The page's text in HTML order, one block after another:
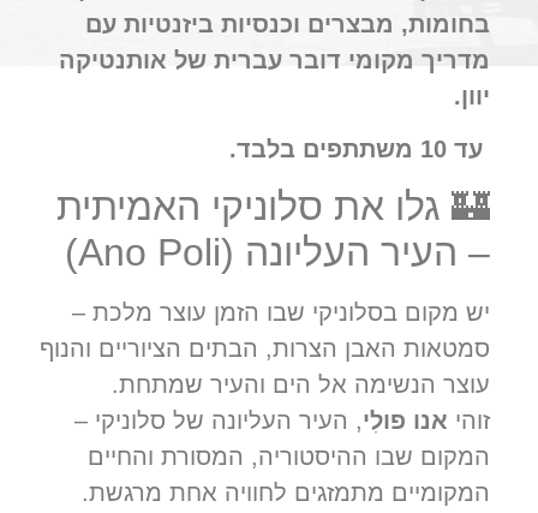
בחומות, מבצרים וכנסיות ביזנטיות עם
מדריך מקומי דובר עברית של אותנטיקה
יוון.
עד 10 משתתפים בלבד .
🏰 גלו את סלוניקי האמיתית
– העיר העליונה (Ano Poli)
יש מקום בסלוניקי שבו הזמן עוצר מלכת –
סמטאות האבן הצרות, הבתים הציוריים והנוף
עוצר הנשימה אל הים והעיר שמתחת.
זוהי אנו פולִי, העיר העליונה של סלוניקי –
המקום שבו ההיסטוריה, המסורת והחיים
המקומיים מתמזגים לחוויה אחת מרגשת.